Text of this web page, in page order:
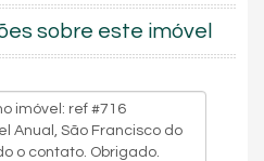
mais comodidade para o
deseja morar em uma região
serviços e a poucos minutos da
sobre este imóvel